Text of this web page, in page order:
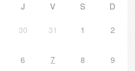
J V S D
30 31 1 2
6 7 8 9